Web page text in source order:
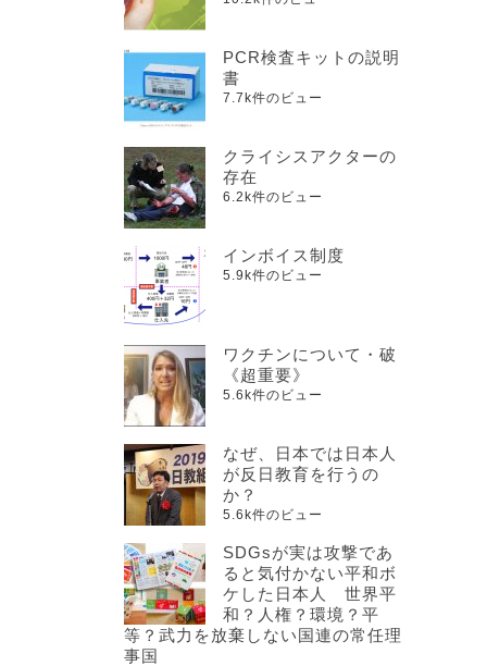
PCR検査キットの説明
書
7.7k件のビュー
クライシスアクターの
存在
6.2k件のビュー
インボイス制度
5.9k件のビュー
ワクチンについて・破
《超重要》
5.6k件のビュー
なぜ、日本では日本人
が反日教育を行うの
か？
5.6k件のビュー
SDGsが実は攻撃であ
ると気付かない平和ボ
ケした日本人 世界平
和？人権？環境？平
等？武力を放棄しない国連の常任理
事国